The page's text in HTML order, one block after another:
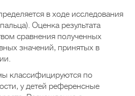
в ходе исследования
Оценка результата
сравнения полученных
значений, принятых в
классифицируются по
у детей референсные